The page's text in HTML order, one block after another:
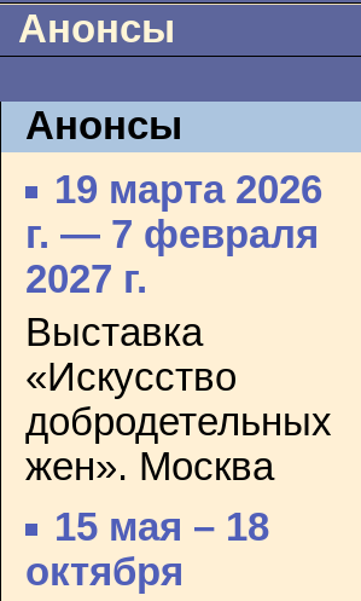
Анонсы
Анонсы
19 марта 2026
г. — 7 февраля
2027 г.
Выставка
«Искусство
добродетельных
жен». Москва
15 мая – 18
октября